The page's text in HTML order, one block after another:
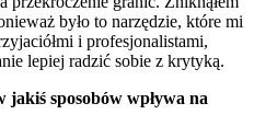
było to narzędzie, które mi
i profesjonalistami,
lepiej radzić sobie z krytyką.
sposobów wpływa na